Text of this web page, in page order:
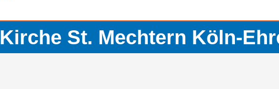
Kirche St. Mechtern Köln-